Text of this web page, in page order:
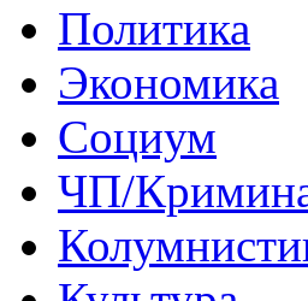
Политика
Экономика
Социум
ЧП/